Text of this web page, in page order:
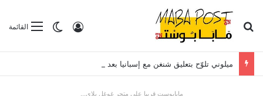
القائمةالوضع
تسجيل الدخول بحث عن
ميلوني تلوّح بتعليق شنغن مع إسبانيا بعد موجة الهجرة في سبتة
مابابوست قريبا على متجر غوغل بلاي...